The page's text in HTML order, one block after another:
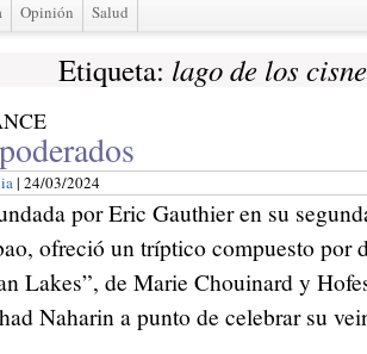
Opinión Salud
Etiqueta: lago de los
| 24/03/2024
por Eric Gauthier en su
ofreció un tríptico compuesto por
Lakes”, de Marie Chouinard y
Naharin a punto de celebrar su